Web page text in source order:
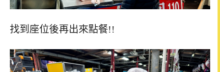
找到座位後再出來點餐!!